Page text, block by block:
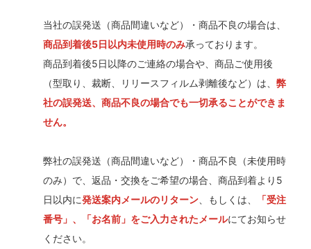
当社の誤発送（商品間違いなど）・商品不良の場合は、
商品到着後5日以内未使用時のみ承っております。
商品到着後5日以降のご連絡の場合や、商品ご使用後
（型取り、裁断、リリースフィルム剥離後など）は、 弊
社の誤発送、商品不良の場合でも一切承ることができま
せん。
弊社の誤発送（商品間違いなど）・商品不良（未使用時
のみ）で、返品・交換をご希望の場合、商品到着より5
日以内に発送案内メールのリターン 、もしくは、
「受注
番号」、「お名前」をご入力されたメールにてお知らせ
ください。